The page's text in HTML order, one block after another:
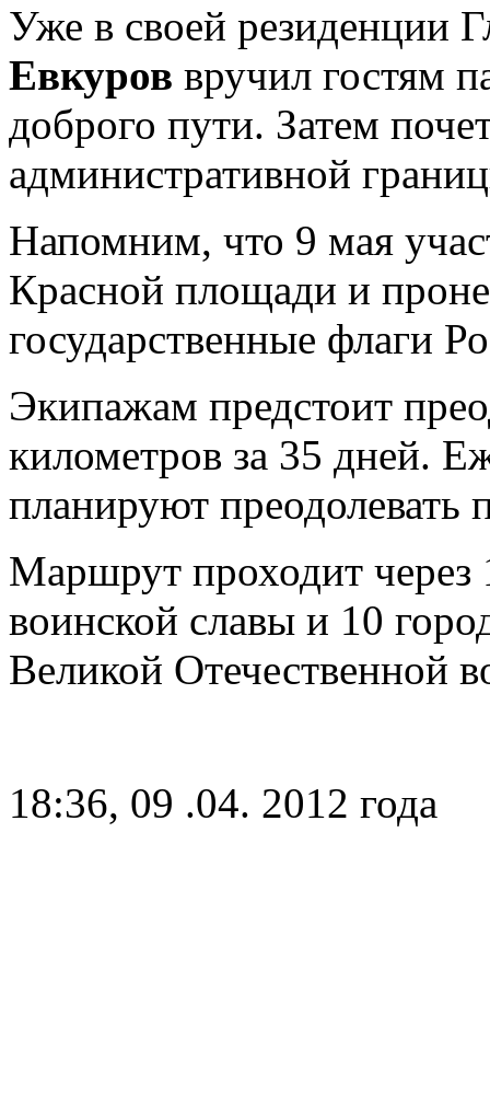
Уже в своей резиденции
Евкуров вручил гостям
доброго пути. Затем
административной
Напомним, что 9 мая
Красной площади и
государственные флаги
Экипажам предстоит
километров за 35 дней.
планируют преодолевать
Маршрут проходит через
воинской славы и 10
Великой Отечественной
18:36, 09 .04. 2012 года